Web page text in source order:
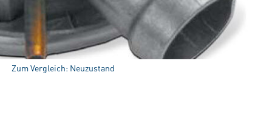
Zum Vergleich: Neuzustand